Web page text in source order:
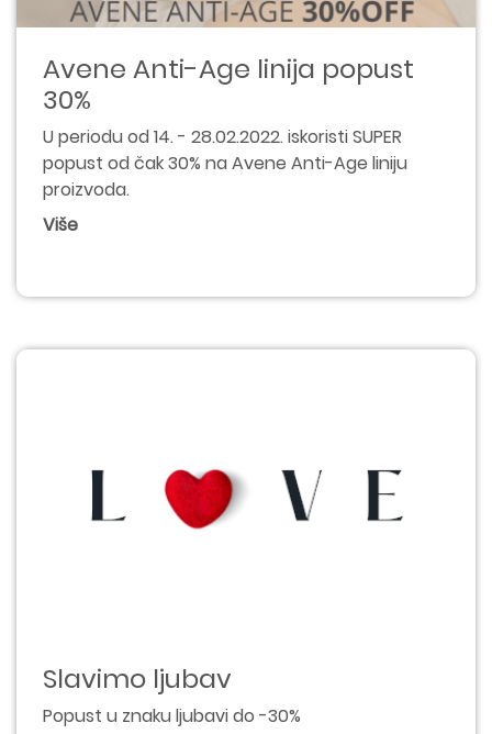
Avene Anti-Age linija popust
30%
U periodu od 14. - 28.02.2022. iskoristi SUPER
popust od čak 30% na Avene Anti-Age liniju
proizvoda.
Više
Slavimo ljubav
Popust u znaku ljubavi do -30%